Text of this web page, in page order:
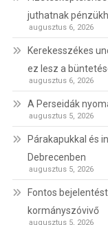
juthatnak
augusztus 6, 2026
Kerekesszékes
ez lesz a
augusztus 6, 2026
A Perseidák
augusztus 5, 2026
Párakapukkal és
Debrecenben
augusztus 5, 2026
Fontos
kormányszóvivő
augusztus 5, 2026